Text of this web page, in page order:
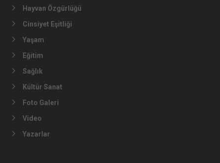
Hayvan Özgürlüğü
Cinsiyet Eşitliği
Yaşam
Eğitim
Sağlık
Kültür Sanat
Foto Galeri
Video
Yazarlar